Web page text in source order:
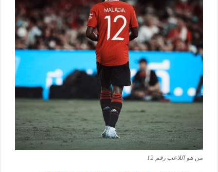
من هو اللاعب رقم 12